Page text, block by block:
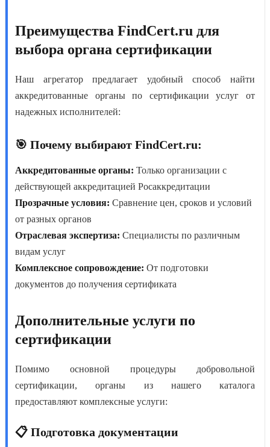
Преимущества FindCert.ru для
выбора органа сертификации
Наш агрегатор предлагает удобный способ найти
аккредитованные органы по сертификации услуг от
надежных исполнителей:
🎯 Почему выбирают FindCert.ru:
Аккредитованные органы: Только организации с
действующей аккредитацией Росаккредитации
Прозрачные условия: Сравнение цен, сроков и условий
от разных органов
Отраслевая экспертиза: Специалисты по различным
видам услуг
Комплексное сопровождение: От подготовки
документов до получения сертификата
Дополнительные услуги по
сертификации
Помимо основной процедуры добровольной
сертификации, органы из нашего каталога
предоставляют комплексные услуги:
📋 Подготовка документации